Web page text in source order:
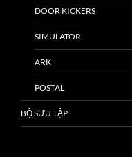
DOOR KICKERS
SIMULATOR
ARK
POSTAL
BỘ SƯU TẬP